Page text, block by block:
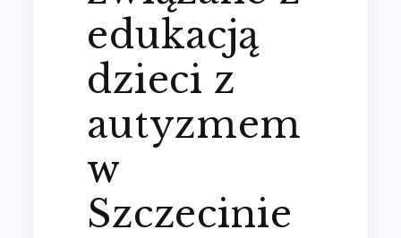
edukacją
dzieci z
autyzmem
w
Szczecinie